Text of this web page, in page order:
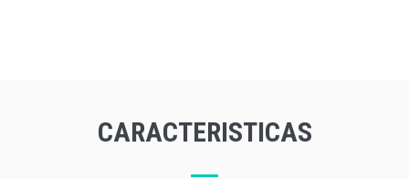
CARACTERISTICAS